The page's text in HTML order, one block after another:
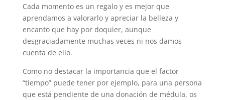
Cada momento es un regalo y es mejor que
aprendamos a valorarlo y apreciar la belleza y
encanto que hay por doquier, aunque
desgraciadamente muchas veces ni nos damos
cuenta de ello.
Como no destacar la importancia que el factor
“tiempo” puede tener por ejemplo, para una persona
que está pendiente de una donación de médula, os